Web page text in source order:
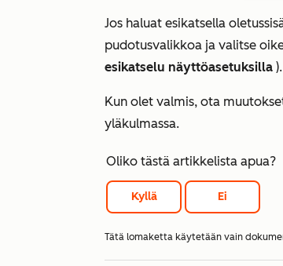
Jos haluat esikatsella
pudotusvalikkoa ja valitse
esikatselu näyttöasetuksilla ).
Kun olet valmis, ota
yläkulmassa.
Oliko tästä artikkelista apua?
Kyllä Ei
Tätä lomaketta käytetään vain